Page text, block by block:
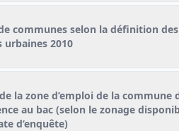
communes selon la définition des
urbaines 2010
la zone d’emploi de la commune
au bac (selon le zonage
d’enquête)